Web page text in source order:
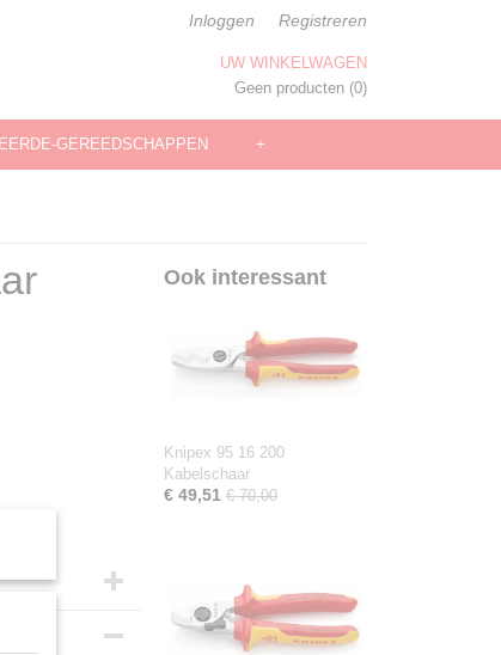
Inloggen Registreren
UW WINKELWAGEN
Geen producten (0)
GEREEDSCHAPPEN +
Ook interessant
Knipex 95 16 200
Kabelschaar
€ 49,51 € 70,00